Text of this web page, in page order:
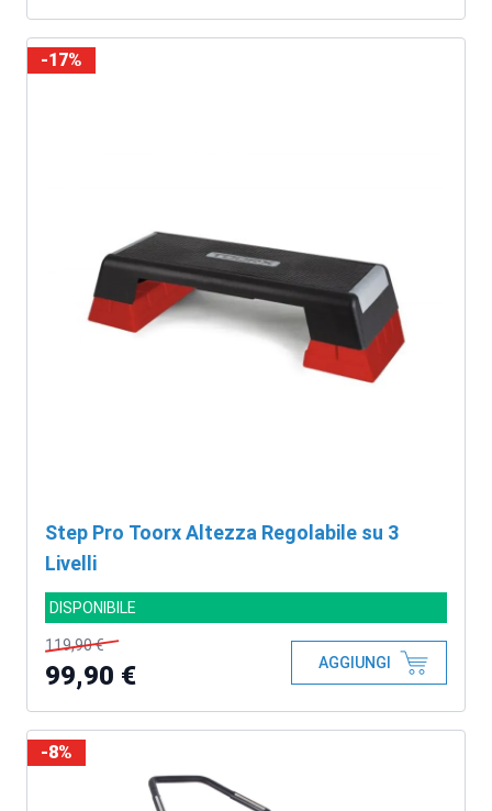
Step Pro Toorx Altezza Regolabile su 3
Livelli
DISPONIBILE
-17%
119,90 €
99,90 € AGGIUNGI
-8%